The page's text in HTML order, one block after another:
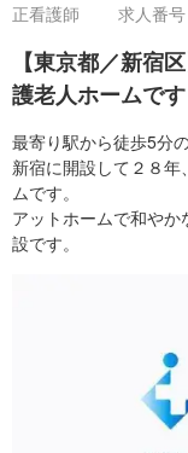
正看護師 求人番
【東京都／新宿
護老人ホームです
最寄り駅から徒歩5分
新宿に開設して２８
ムです。
アットホームで和や
設です。